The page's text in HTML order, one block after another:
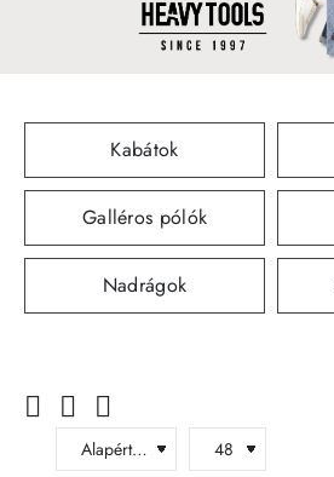
Kabátok
Galléros pólók
Nadrágok